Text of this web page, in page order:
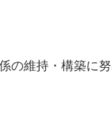
の維持・構築に